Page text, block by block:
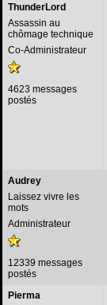
ThunderLord
Assassin au
chômage technique
Co-Administrateur
4623 messages
postés
Audrey
Laissez vivre les
mots
Administrateur
12339 messages
postés
Pierma